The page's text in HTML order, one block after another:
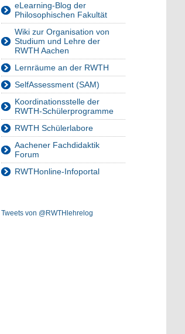
eLearning-Blog der
Philosophischen Fakultät
Wiki zur Organisation von
Studium und Lehre der
RWTH Aachen
Lernräume an der RWTH
SelfAssessment (SAM)
Koordinationsstelle der
RWTH-Schülerprogramme
RWTH Schülerlabore
Aachener Fachdidaktik
Forum
RWTHonline-Infoportal
Tweets von @RWTHlehrelog